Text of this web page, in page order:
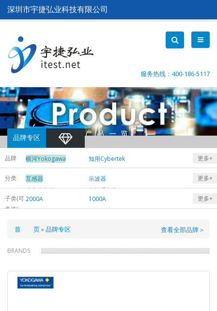
深圳市宇捷弘业科技有限公司
服务热线：400-186-5117
品牌专区
品牌 横河Yokogawa
知用Cybertek
航智
莱姆LEM
银河电气
更多+
分类 互感器
示波器
功率分析仪
数据采集仪
功率计
电能质量分析仪
更多+
子类(可
多选)
2000A
1000A
200A
60A
更多+
查看全部品牌＞
面
包
屑
首 页 品牌专区
BRANDS